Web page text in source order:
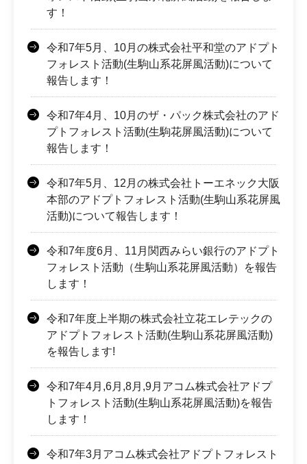
す！
令和7年5月、10月の株式会社平和堂のアドプト
フォレスト活動(生駒山系花屏風活動)について
報告します！
令和7年4月、10月のザ・パック株式会社のアド
プトフォレスト活動(生駒花屏風活動)について
報告します！
令和7年5月、12月の株式会社トーエネック大阪
本部のアドプトフォレスト活動(生駒山系花屏風
活動)について報告します！
令和7年度6月、11月関西みらい銀行のアドプト
フォレスト活動（生駒山系花屏風活動）を報告
します！
令和7年度上半期の株式会社立花エレテックの
アドプトフォレスト活動(生駒山系花屏風活動)
を報告します!
令和7年4月,6月,8月,9月アコム株式会社アドプ
トフォレスト活動(生駒山系花屏風活動)を報告
します！
令和7年3月アコム株式会社アドプトフォレスト